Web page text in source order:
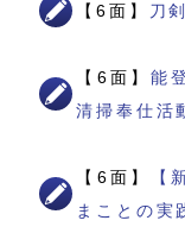
【6面】 刀
【6面】能
清掃奉仕
【6面】
まことの